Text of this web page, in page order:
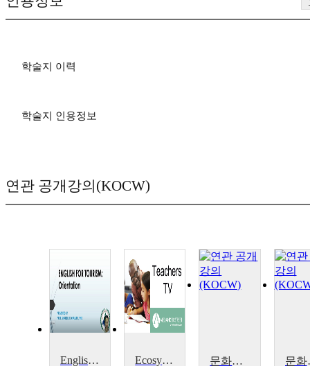
학술지 이력
학술지 인용정보
연관 공개강의(KOCW)
English for Tourism Ecosystems: Tourism 문화관광상품의 이해[Understanding of cultural tourism products] 문화관광